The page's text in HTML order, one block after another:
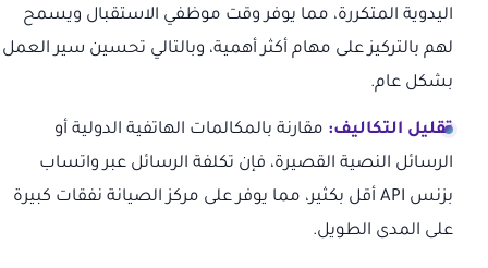
اليدوية المتكررة، مما يوفر وقت موظفي الاستقبال ويسمح
لهم بالتركيز على مهام أكثر أهمية، وبالتالي تحسين سير العمل
بشكل عام.
تقليل التكاليف: مقارنة بالمكالمات الهاتفية الدولية أو
الرسائل النصية القصيرة، فإن تكلفة الرسائل عبر واتساب
بزنس API أقل بكثير، مما يوفر على مركز الصيانة نفقات كبيرة
على المدى الطويل.